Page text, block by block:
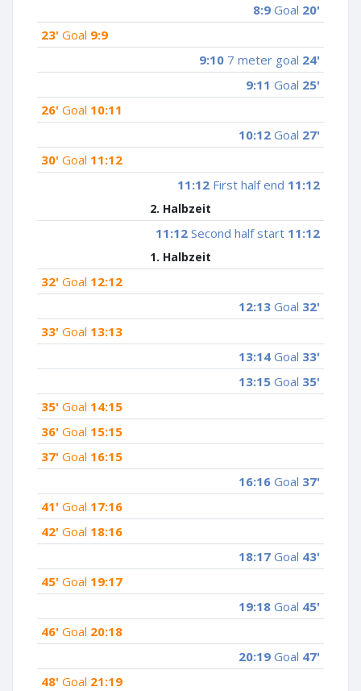
8:9 Goal 20'
23' Goal 9:9
9:10 7 meter goal 24'
9:11 Goal 25'
26' Goal 10:11
10:12 Goal 27'
30' Goal 11:12
11:12 First half end 11:12
2. Halbzeit
11:12 Second half start 11:12
1. Halbzeit
32' Goal 12:12
12:13 Goal 32'
33' Goal 13:13
13:14 Goal 33'
13:15 Goal 35'
35' Goal 14:15
36' Goal 15:15
37' Goal 16:15
16:16 Goal 37'
41' Goal 17:16
42' Goal 18:16
18:17 Goal 43'
45' Goal 19:17
19:18 Goal 45'
46' Goal 20:18
20:19 Goal 47'
48' Goal 21:19